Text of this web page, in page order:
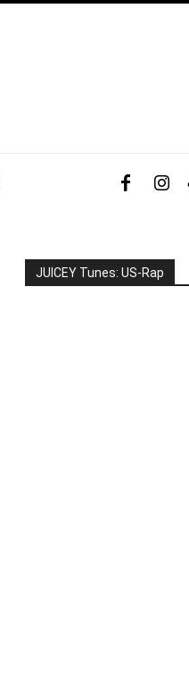
JUICEY Tunes: US-Rap